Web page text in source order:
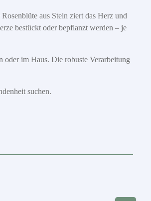
aus Stein ziert das Herz und
bestückt oder bepflanzt werden – je
oder im Haus. Die robuste Verarbeitung
suchen.